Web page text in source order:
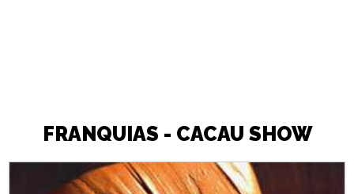
FRANQUIAS - CACAU SHOW